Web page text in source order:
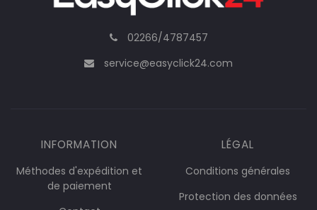
02266/4787457
service@easyclick24.com
INFORMATION
Méthodes d'expédition et
de paiement
LÉGAL
Conditions générales
Protection des données